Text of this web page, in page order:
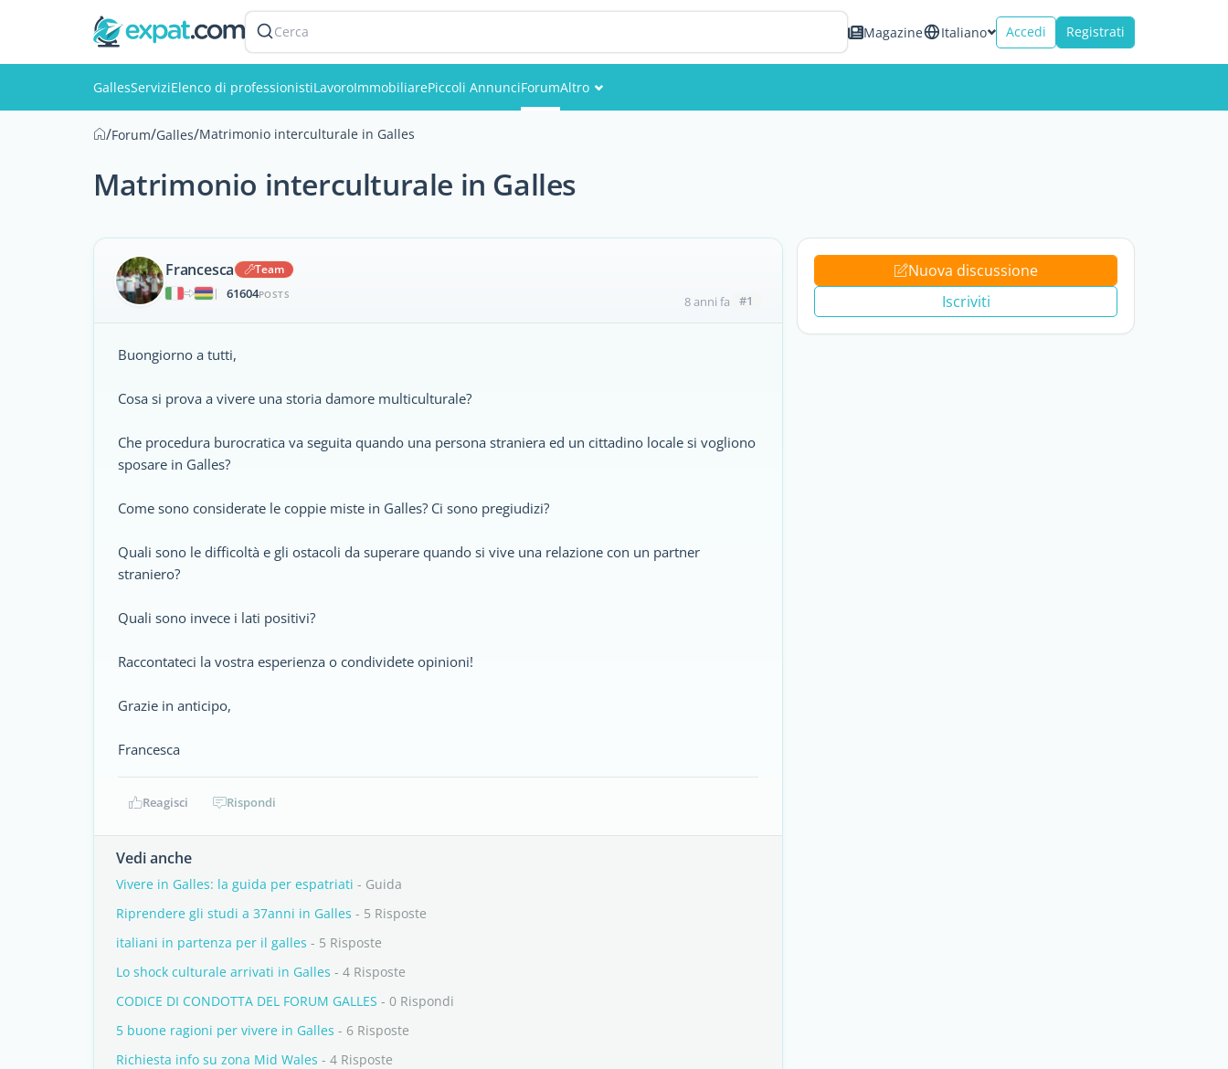
Cerca Magazine Italiano Accedi Registrati
GallesServiziElenco di professionistiLavoroImmobiliarePiccoli AnnunciForumAltro
/Forum/Galles/Matrimonio interculturale in Galles
Matrimonio interculturale in Galles
Francesca
Team
|
61604POSTS 8 anni fa #1
Buongiorno a tutti,
Cosa si prova a vivere una storia damore multiculturale?
Che procedura burocratica va seguita quando una persona straniera ed un cittadino locale si vogliono
sposare in Galles?
Come sono considerate le coppie miste in Galles? Ci sono pregiudizi?
Quali sono le difficoltà e gli ostacoli da superare quando si vive una relazione con un partner
straniero?
Quali sono invece i lati positivi?
Raccontateci la vostra esperienza o condividete opinioni!
Grazie in anticipo,
Francesca
Reagisci Rispondi
Vedi anche
Vivere in Galles: la guida per espatriati - Guida
Riprendere gli studi a 37anni in Galles - 5 Risposte
italiani in partenza per il galles - 5 Risposte
Lo shock culturale arrivati in Galles - 4 Risposte
CODICE DI CONDOTTA DEL FORUM GALLES - 0 Rispondi
5 buone ragioni per vivere in Galles - 6 Risposte
Richiesta info su zona Mid Wales - 4 Risposte
Nuova discussione
Iscriviti